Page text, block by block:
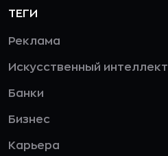
ТЕГИ
Реклама
Искусственный интеллект
Банки
Бизнес
Карьера